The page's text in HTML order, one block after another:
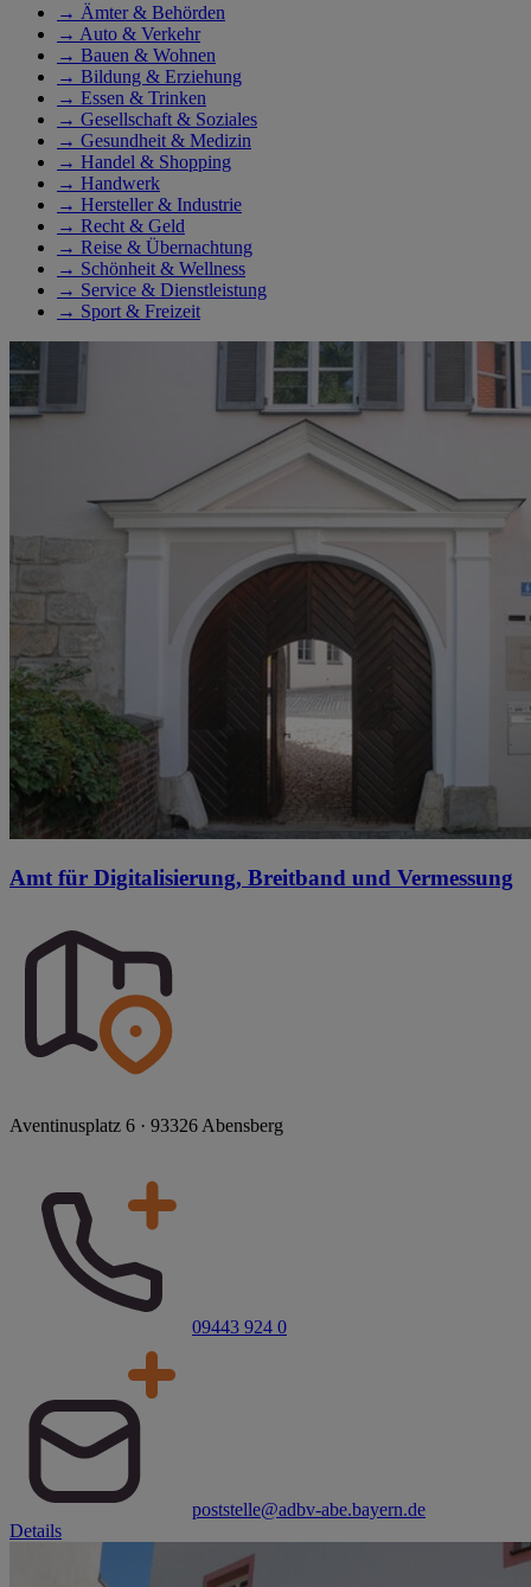
→ Ämter & Behörden
→ Auto & Verkehr
→ Bauen & Wohnen
→ Bildung & Erziehung
→ Essen & Trinken
→ Gesellschaft & Soziales
→ Gesundheit & Medizin
→ Handel & Shopping
→ Handwerk
→ Hersteller & Industrie
→ Recht & Geld
→ Reise & Übernachtung
→ Schönheit & Wellness
→ Service & Dienstleistung
→ Sport & Freizeit
Amt für Digitalisierung, Breitband und Vermessung
Aventinusplatz 6 · 93326 Abensberg
09443 924 0
poststelle@adbv-abe.bayern.de
Details